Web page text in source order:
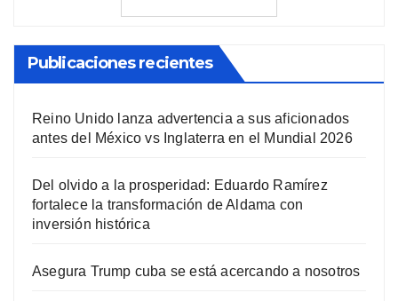
Publicaciones recientes
Reino Unido lanza advertencia a sus aficionados
antes del México vs Inglaterra en el Mundial 2026
Del olvido a la prosperidad: Eduardo Ramírez
fortalece la transformación de Aldama con
inversión histórica
Asegura Trump cuba se está acercando a nosotros